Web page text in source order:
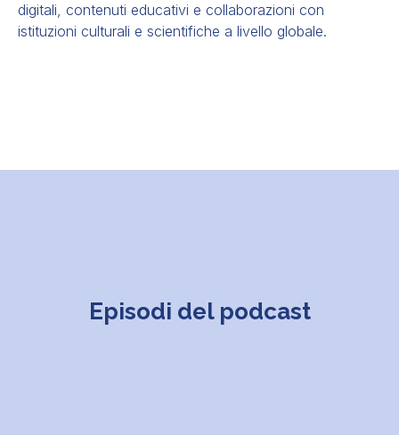
digitali, contenuti educativi e collaborazioni con
istituzioni culturali e scientifiche a livello globale.
Episodi del podcast